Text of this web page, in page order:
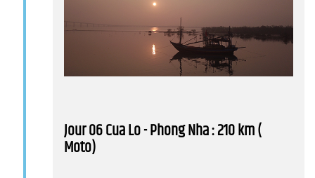
Jour 06 Cua Lo - Phong Nha : 210 km (
Moto)